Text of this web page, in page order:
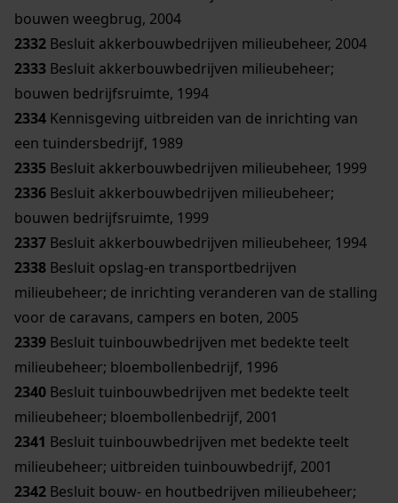
bouwen weegbrug, 2004
2332 Besluit akkerbouwbedrijven milieubeheer, 2004
2333 Besluit akkerbouwbedrijven milieubeheer;
bouwen bedrijfsruimte, 1994
2334 Kennisgeving uitbreiden van de inrichting van
een tuindersbedrijf, 1989
2335 Besluit akkerbouwbedrijven milieubeheer, 1999
2336 Besluit akkerbouwbedrijven milieubeheer;
bouwen bedrijfsruimte, 1999
2337 Besluit akkerbouwbedrijven milieubeheer, 1994
2338 Besluit opslag-en transportbedrijven
milieubeheer; de inrichting veranderen van de stalling
voor de caravans, campers en boten, 2005
2339 Besluit tuinbouwbedrijven met bedekte teelt
milieubeheer; bloembollenbedrijf, 1996
2340 Besluit tuinbouwbedrijven met bedekte teelt
milieubeheer; bloembollenbedrijf, 2001
2341 Besluit tuinbouwbedrijven met bedekte teelt
milieubeheer; uitbreiden tuinbouwbedrijf, 2001
2342 Besluit bouw- en houtbedrijven milieubeheer;